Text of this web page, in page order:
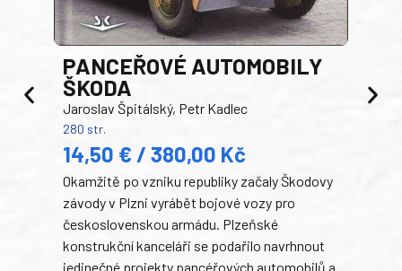
PANCEŘOVÉ AUTOMOBILY
ŠKODA
Jaroslav Špitálský, Petr Kadlec
280 str.
14,50 € / 380,00 Kč
Okamžitě po vzniku republiky začaly Škodovy
závody v Plzni vyrábět bojové vozy pro
československou armádu. Plzeňské
konstrukční kanceláři se podařilo navrhnout
jedinečné projekty pancéřových automobilů a